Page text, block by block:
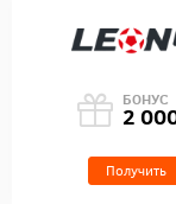
БОНУС
2
Получить